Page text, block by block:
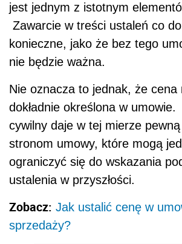
jest jednym z istotnym
Zawarcie w treści ustaleń co
konieczne, jako że bez tego
nie będzie ważna.
Nie oznacza to jednak, że cena
dokładnie określona w
cywilny daje w tej mierze
stronom umowy, które mogą
ograniczyć się do wskazania
ustalenia w przyszłości.
Zobacz: Jak ustalić cenę w
sprzedaży?